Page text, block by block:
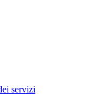
servizi